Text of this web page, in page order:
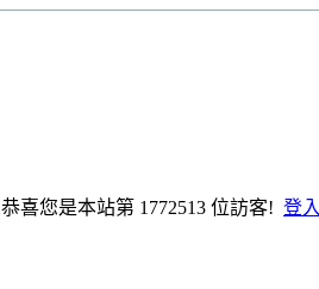
恭喜您是本站第 1772513 位訪客! 登入